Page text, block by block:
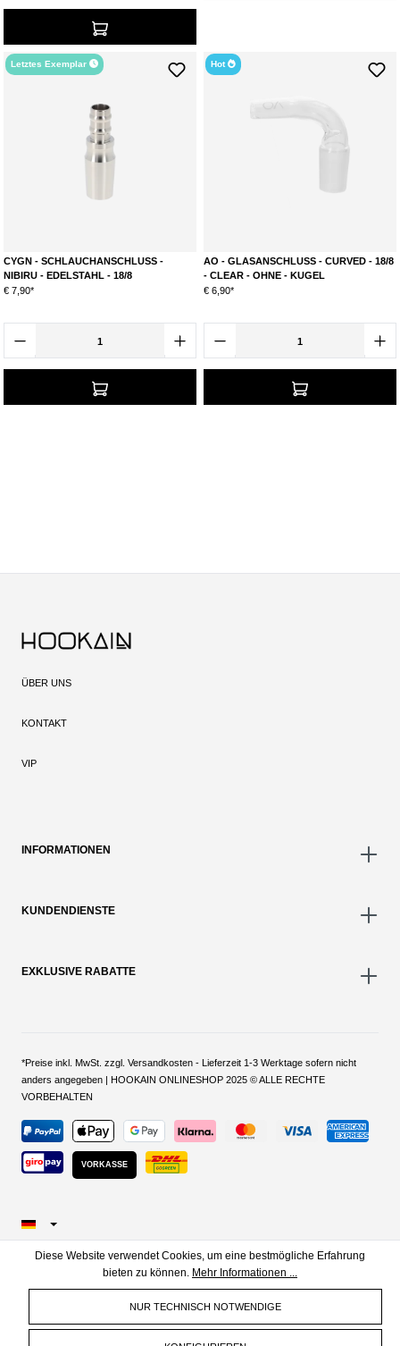
Letztes Exemplar
CYGN - SCHLAUCHANSCHLUSS -
NIBIRU - EDELSTAHL - 18/8
€ 7,90*
Hot
AO - GLASANSCHLUSS - CURVED - 18/8
- CLEAR - OHNE - KUGEL
€ 6,90*
ÜBER UNS
KONTAKT
VIP
INFORMATIONEN
KUNDENDIENSTE
EXKLUSIVE RABATTE
*Preise inkl. MwSt. zzgl. Versandkosten - Lieferzeit 1-3 Werktage sofern nicht
anders angegeben | HOOKAIN ONLINESHOP 2025 © ALLE RECHTE
VORBEHALTEN
VORKASSE
Diese Website verwendet Cookies, um eine bestmögliche Erfahrung
bieten zu können. Mehr Informationen ...
NUR TECHNISCH NOTWENDIGE